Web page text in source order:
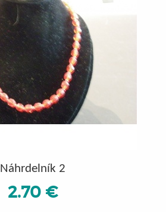
Náhrdelník 2
2.70 €